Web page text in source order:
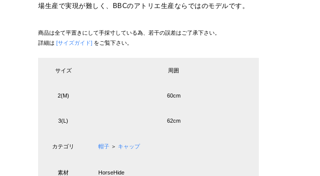
場生産で実現が難しく、BBCのアトリエ生産ならではのモデルです。
商品は全て平置きにして手採寸している為、若干の誤差はご了承下さい。
詳細は [サイズガイド] をご覧下さい。
サイズ 周囲
2(M) 60cm
3(L) 62cm
カテゴリ 帽子 ＞ キャップ
素材 HorseHide